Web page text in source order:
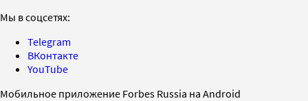
Мы в соцсетях:
Telegram
ВКонтакте
YouTube
Мобильное приложение Forbes Russia на Android